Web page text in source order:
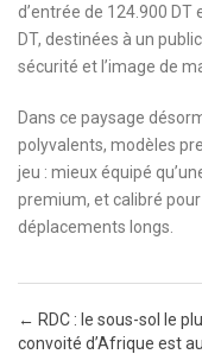
d’entrée de 124.900
DT, destinées à un
sécurité et l’image de
Dans ce paysage
polyvalents, modèles
jeu : mieux équipé
premium, et calibré
déplacements longs.
Post navigation
← RDC : le sous-sol le
convoité d’Afrique est